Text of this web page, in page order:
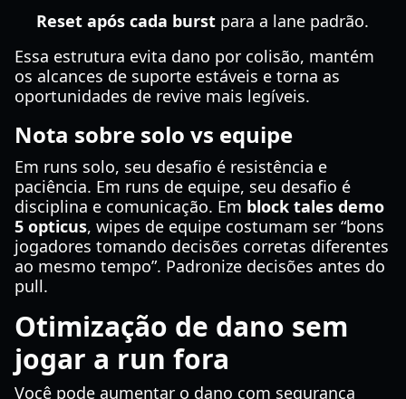
Reset após cada burst para a lane padrão.
Essa estrutura evita dano por colisão, mantém
os alcances de suporte estáveis e torna as
oportunidades de revive mais legíveis.
Nota sobre solo vs equipe
Em runs solo, seu desafio é resistência e
paciência. Em runs de equipe, seu desafio é
disciplina e comunicação. Em block tales demo
5 opticus, wipes de equipe costumam ser “bons
jogadores tomando decisões corretas diferentes
ao mesmo tempo”. Padronize decisões antes do
pull.
Otimização de dano sem
jogar a run fora
Você pode aumentar o dano com segurança